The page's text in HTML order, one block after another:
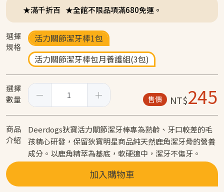
★滿千折百 ★全館不限品項滿680免運。
選擇
規格
活力關節潔牙棒1包
活力關節潔牙棒包月養護組(3包)
選擇
數量
售價 NT$245
商品
介紹
Deerdogs狄寶活力關節潔牙棒專為熟齡、牙口較差的毛
孩精心研發，保留狄寶明星商品純天然鹿角潔牙骨的營養
成分。以鹿角精萃為基底，軟硬適中，潔牙不傷牙。
加入購物車